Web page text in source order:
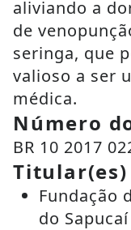
aliviando a
de
seringa, que
valioso a ser
médica.
Número
BR 10 2017
Titular(es)
Fundação
do Sapucaí